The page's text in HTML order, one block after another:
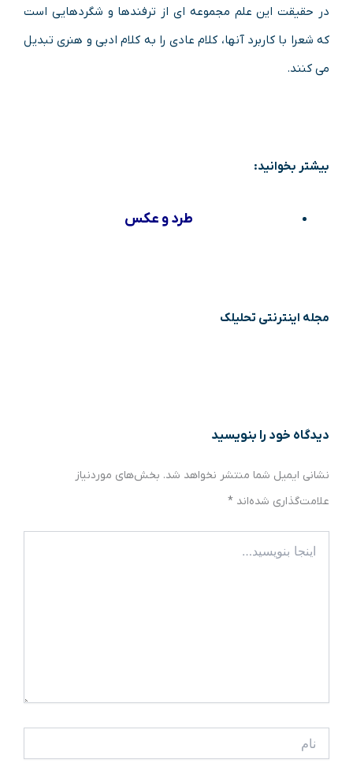
در حقیقت این علم مجموعه ای از ترفندها و شگردهایی است
که شعرا با کاربرد آنها، کلام عادی را به کلام ادبی و هنری تبدیل
می کنند.
بیشتر بخوانید:
طرد و عکس
مجله اینترنتی تحلیلک
دیدگاه‌ خود را بنویسید
نشانی ایمیل شما منتشر نخواهد شد. بخش‌های موردنیاز
علامت‌گذاری شده‌اند *
بنویسید…